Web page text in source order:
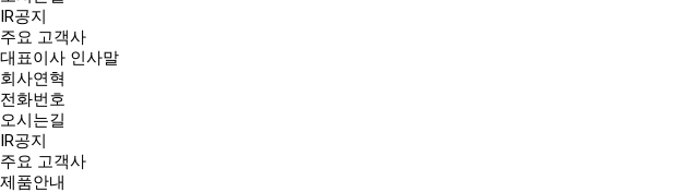
IR공지
주요 고객사
대표이사 인사말
회사연혁
전화번호
오시는길
IR공지
주요 고객사
제품안내